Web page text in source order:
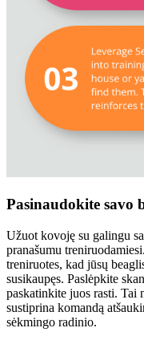
Pasinaudokite savo
Užuot kovoję su galingu
pranašumu
treniruotes, kad jūsų
susikaupęs. Paslėpkite
paskatinkite juos rasti. Tai
sustiprina komandą
sėkmingo radinio.